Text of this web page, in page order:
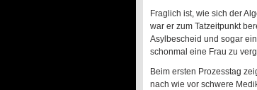
Fraglich ist, wie sich der
war er zum Tatzeitpunkt
Asylbescheid und sogar
schonmal eine Frau zu
Beim ersten Prozesstag
nach wie vor schwere